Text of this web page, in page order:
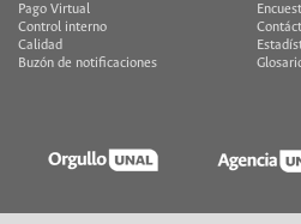
Pago Virtual
Control interno
Calidad
Buzón de notificaciones